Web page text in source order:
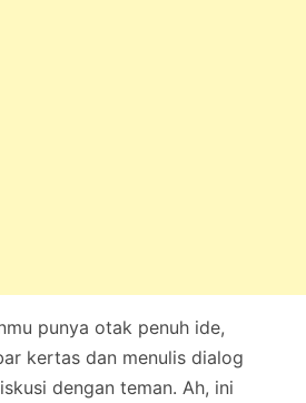
punya otak penuh ide,
kertas dan menulis dialog
dengan teman. Ah, ini